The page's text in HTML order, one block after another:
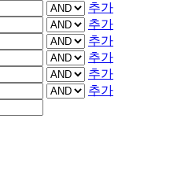
추가
추가
추가
추가
추가
추가